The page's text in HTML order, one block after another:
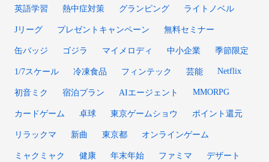
英語学習 熱中症対策 グランピング ライトノベル
Jリーグ プレゼントキャンペーン 無料セミナー
缶バッジ ゴジラ マイメロディ 中小企業 季節限定
1/7スケール 冷凍食品 フィンテック 芸能 Netflix
初音ミク 宿泊プラン AIエージェント MMORPG
カードゲーム 卓球 東京ゲームショウ ポイント還元
リラックマ 新曲 東京都 オンラインゲーム
ミャクミャク 健康 年末年始 ファミマ デザート